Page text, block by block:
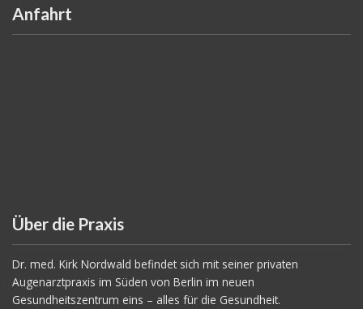
Anfahrt
Über die Praxis
Dr. med. Kirk Nordwald befindet sich mit seiner privaten
Augenarztpraxis im Süden von Berlin im neuen
Gesundheitszentrum eins – alles für die Gesundheit.